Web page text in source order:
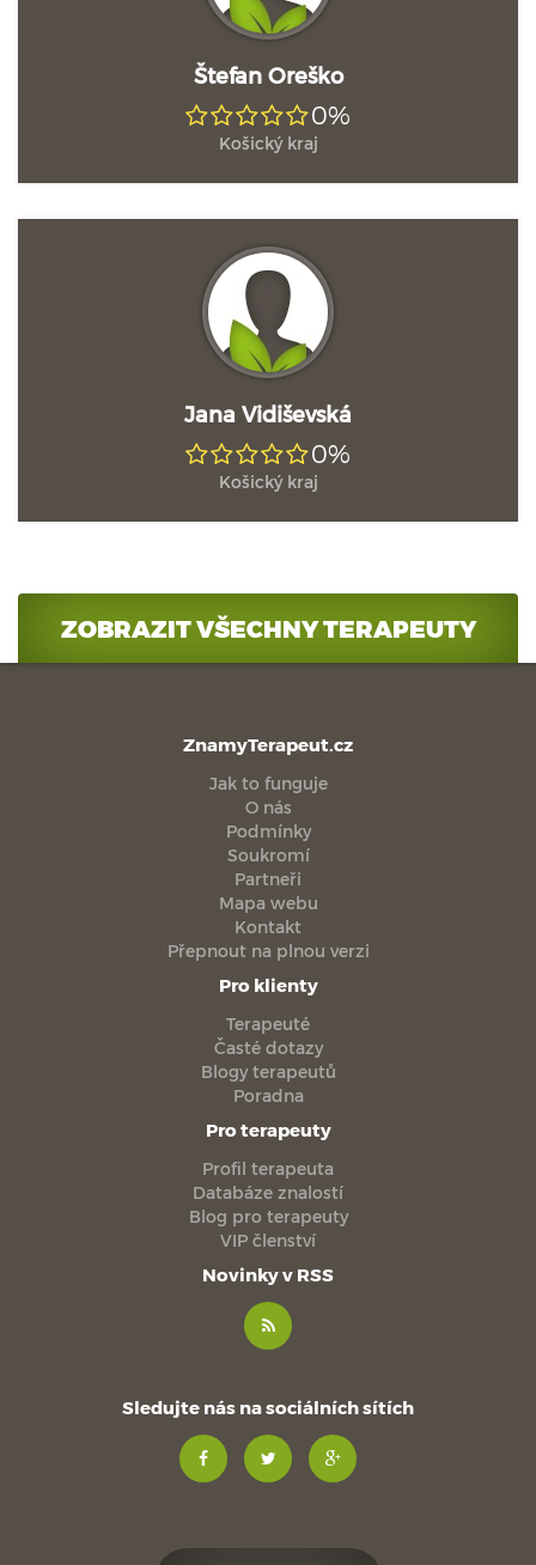
Štefan Oreško
0%
Košický kraj
Jana Vidiševská
0%
Košický kraj
ZOBRAZIT VŠECHNY TERAPEUTY
ZnamyTerapeut.cz
Jak to funguje
O nás
Podmínky
Soukromí
Partneři
Mapa webu
Kontakt
Přepnout na plnou verzi
Pro klienty
Terapeuté
Časté dotazy
Blogy terapeutů
Poradna
Pro terapeuty
Profil terapeuta
Databáze znalostí
Blog pro terapeuty
VIP členství
Novinky v RSS
Sledujte nás na sociálních sítích